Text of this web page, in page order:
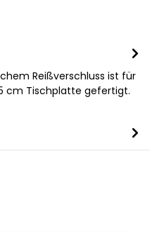
Reißverschluss ist für
cm Tischplatte gefertigt.